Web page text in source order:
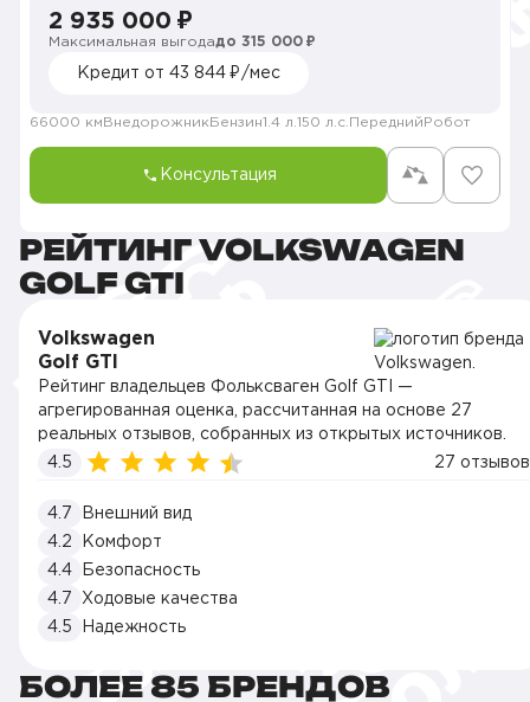
2 935 000 ₽
Максимальная выгодадо 315 000 ₽
Кредит от 43 844 ₽/мес
66000 км Внедорожник Бензин1.4 л. 150 л.с. Передний Робот
Консультация
РЕЙТИНГ VOLKSWAGEN
GOLF GTI
Volkswagen
Golf GTI
Рейтинг владельцев Фольксваген Golf GTI —
агрегированная оценка, рассчитанная на основе 27
реальных отзывов, собранных из открытых источников.
4.5
27 отзывов
4.7
Внешний вид
4.2
Комфорт
4.4
Безопасность
4.7
Ходовые качества
4.5
Надежность
БОЛЕЕ 85 БРЕНДОВ